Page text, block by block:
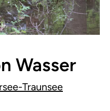
Wasser
Traunsee